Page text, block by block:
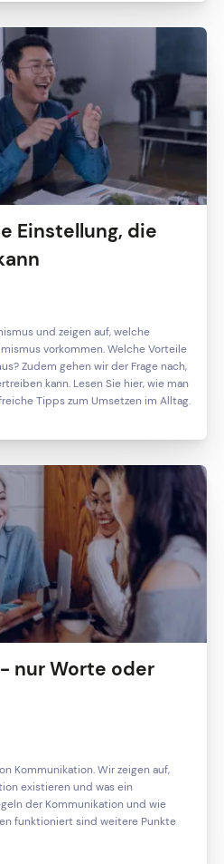
Einstellung, die
und zeigen auf, welche
vorkommen. Welche Vorteile
Zudem gehen wir der Frage nach,
kann. Lesen Sie hier, wie man
Tipps zum Umsetzen im Alltag.
nur Worte oder
Kommunikation. Wir zeigen auf,
existieren und was ein
der Kommunikation und wie
funktioniert sind weitere Punkte